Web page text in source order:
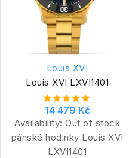
Louis XVI
Louis XVI LXVI1401
14 479 Kč
Availability: Out of stock
pánské hodinky Louis XVI
LXVI1401